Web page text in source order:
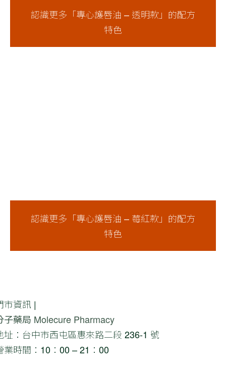
認識更多「專心護唇油 – 透明款」的配方
特色
認識更多「專心護唇油 – 莓紅款」的配方
特色
市資訊 |
子藥局 Molecure Pharmacy
址：台中市西屯區惠來路二段 236-1 號
業時間：10：00 – 21：00